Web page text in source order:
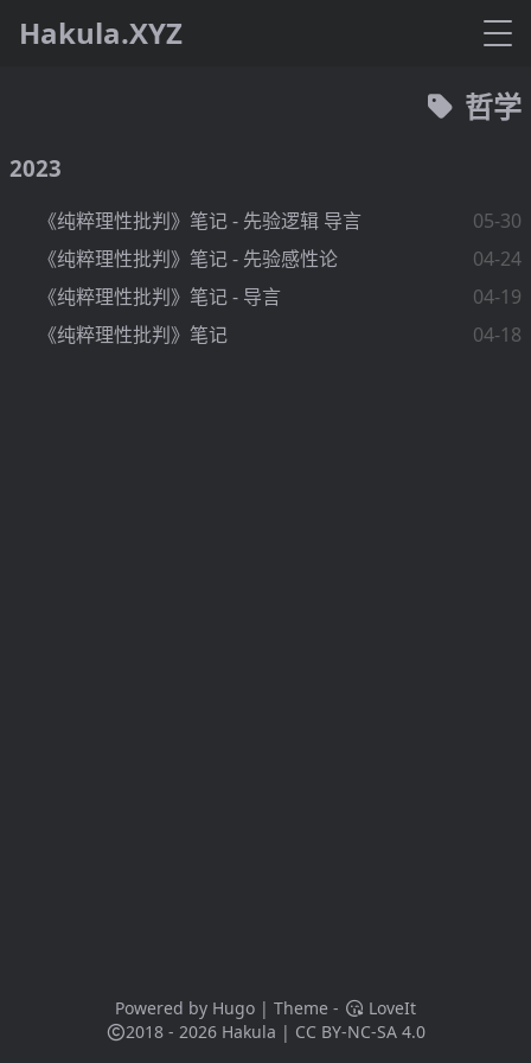
Hakula.XYZ
哲学
2023
《纯粹理性批判》笔记 - 先验逻辑 导言
05-30
《纯粹理性批判》笔记 - 先验感性论
04-24
《纯粹理性批判》笔记 - 导言
04-19
《纯粹理性批判》笔记
04-18
Powered by Hugo| Theme -
LoveIt
2018 - 2026 Hakula | CC BY-NC-SA 4.0